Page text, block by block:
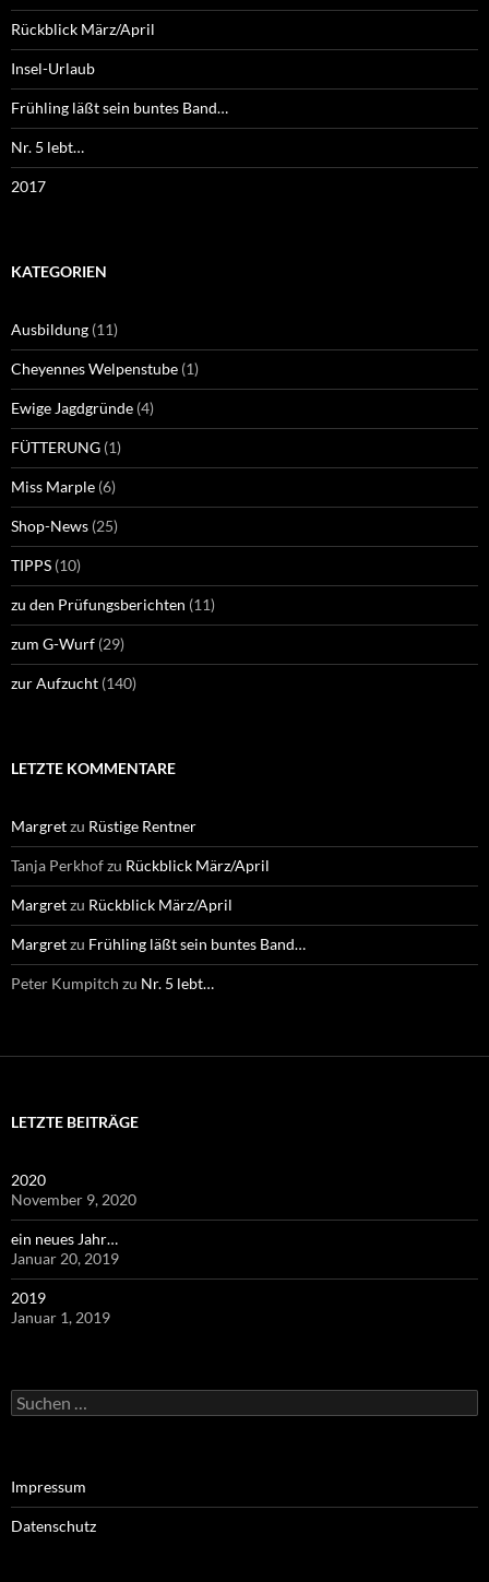
Rückblick März/April
Insel-Urlaub
Frühling läßt sein buntes Band…
Nr. 5 lebt…
2017
KATEGORIEN
Ausbildung (11)
Cheyennes Welpenstube (1)
Ewige Jagdgründe (4)
FÜTTERUNG (1)
Miss Marple (6)
Shop-News (25)
TIPPS (10)
zu den Prüfungsberichten (11)
zum G-Wurf (29)
zur Aufzucht (140)
LETZTE KOMMENTARE
Margretzu Rüstige Rentner
Tanja Perkhofzu Rückblick März/April
Margretzu Rückblick März/April
Margretzu Frühling läßt sein buntes Band…
Peter Kumpitch zu Nr. 5 lebt…
LETZTE BEITRÄGE
2020
November 9, 2020
ein neues Jahr…
Januar 20, 2019
2019
Januar 1, 2019
Suchen
nach:
Impressum
Datenschutz